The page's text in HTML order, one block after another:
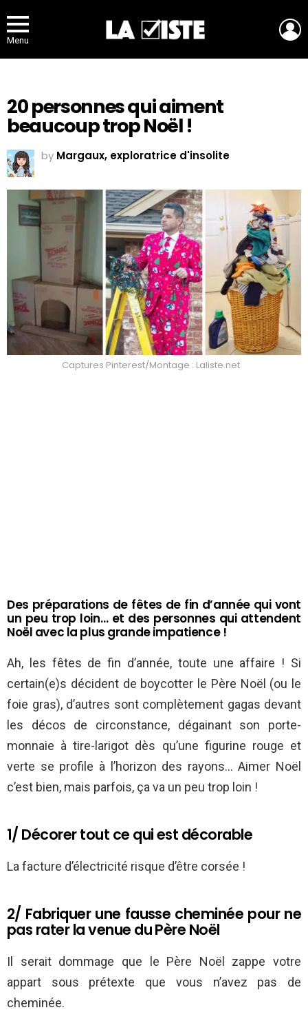
Menu
20 personnes qui aiment
beaucoup trop Noël !
by Margaux, exploratrice d'insolite
Captures Pinterest/Montage : Laliste.net
Des préparations de fêtes de fin d’année qui vont
un peu trop loin… et des personnes qui attendent
Noël avec la plus grande impatience !
Ah, les fêtes de fin d’année, toute une affaire ! Si
certain(e)s décident de boycotter le Père Noël (ou le
foie gras), d’autres sont complètement gagas devant
les décos de circonstance, dégainant son porte-
monnaie à tire-larigot dès qu’une figurine rouge et
verte se profile à l’horizon des rayons… Aimer Noël
c’est bien, mais parfois, ça va un peu trop loin !
1/ Décorer tout ce qui est décorable
La facture d’électricité risque d’être corsée !
2/ Fabriquer une fausse cheminée pour ne
pas rater la venue du Père Noël
Il serait dommage que le Père Noël zappe votre
appart sous prétexte que vous n’avez pas de
cheminée.